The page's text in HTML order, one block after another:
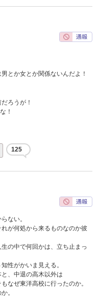
とか女とか関係ないんだよ！
ろうが！
！
125
ない。
が何処から来るものなのか彼
の中で何回かは、立ち止まっ
性がかいま見える。
、中退の高木以外は
なぜ東洋高校に行ったのか。
。